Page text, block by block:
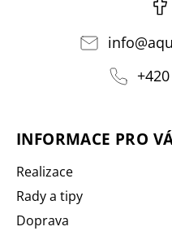
info@
INFORMACE PRO
Realizace
Rady a tipy
Doprava